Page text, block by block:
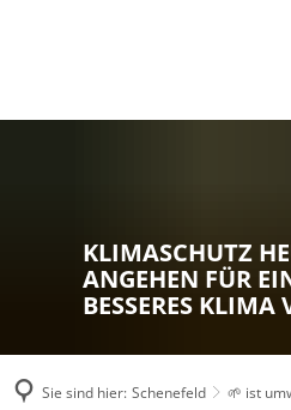
KLIMASCHUTZ
ANGEHEN FÜR
BESSERES
Sie sind hier: Schenefeld
🌱 ist